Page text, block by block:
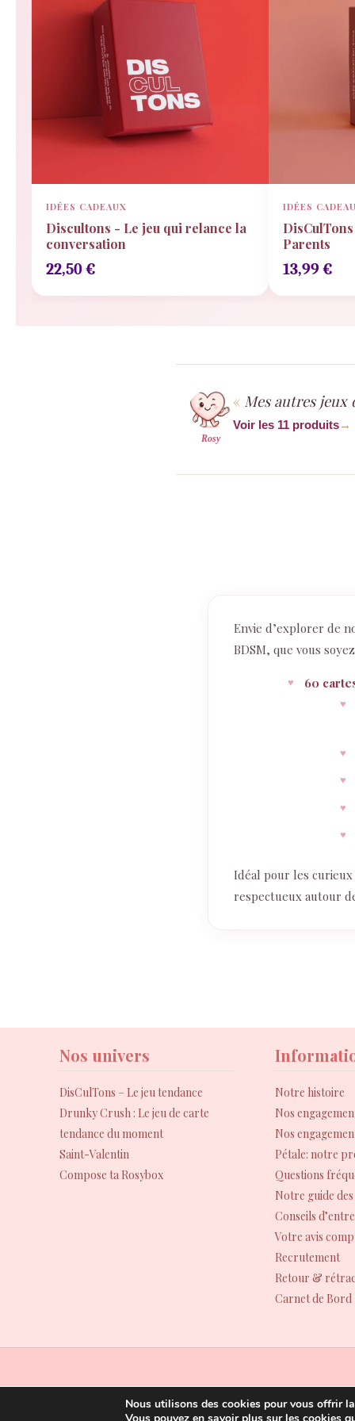
IDÉES CADEAUX
Discultons - Le jeu qui relance la
conversation
22,50€
IDÉES
Parents
13,99€
Rosy
Mes autres jeux
Voir les 11 produits→
Envie d’explorer de
BDSM, que vous
60
Idéal pour les curieux
respectueux autour
Nos univers
DisCulTons – Le jeu tendance
Drunky Crush : Le jeu de carte
tendance du moment
Saint-Valentin
Compose ta Rosybox
Notre histoire
Nos
Nos
Pétale: notre
Questions
Notre guide
Conseils
Votre avis
Recrutement
Retour &
Carnet de Bord
RoseandFly, Copyright© 2024-2026
Nous utilisons des cookies pour vous offrir